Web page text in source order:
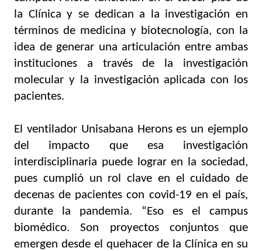
la Clínica y se dedican a la investigación en
términos de medicina y biotecnología, con la
idea de generar una articulación entre ambas
instituciones a través de la investigación
molecular y la investigación aplicada con los
pacientes.
El ventilador Unisabana Herons es un ejemplo
del impacto que esa investigación
interdisciplinaria puede lograr en la sociedad,
pues cumplió un rol clave en el cuidado de
decenas de pacientes con covid-19 en el país,
durante la pandemia. “Eso es el campus
biomédico. Son proyectos conjuntos que
emergen desde el quehacer de la Clínica en su